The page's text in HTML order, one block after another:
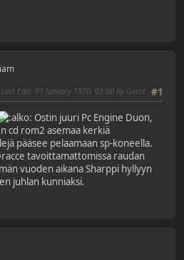
#1
Last Edit: 01 January 1970, 02:00 by Guest
Ostin juuri Pc Engine Duon,
cd rom2 asemaa kerkiä
pääsee pelaamaan sp-koneella.
tavoittamattomissa raudan
vuoden aikana Sharppi hyllyyn
juhlan kunniaksi.